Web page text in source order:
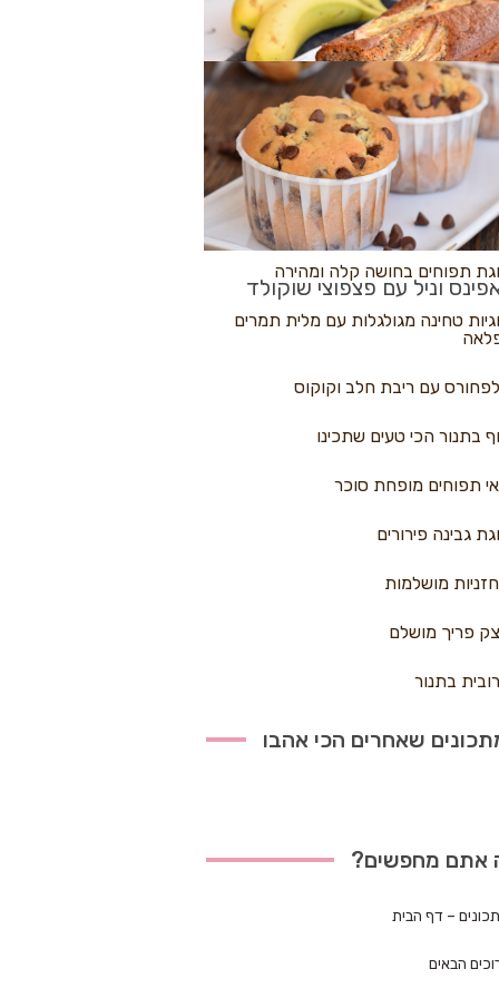
פיצה
בננות
וניל עם פצפוצי שוקולד
נקראים
תפוחים בחושה קלה ומהירה
טחינה מגולגלות עם מלית תמרים
עם ריבת חלב וקוקוס
בתנור הכי טעים שתכינו
תפוחים מופחת סוכר
גבינה פירורים
מושלמות
פריך מושלם
בתנור
שאחרים הכי אהבו
אתם מחפשים?
– דף הבית
הבאים